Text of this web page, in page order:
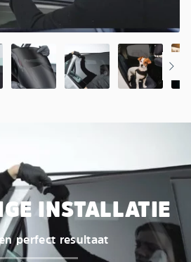
INSTALLATIE
perfect resultaat